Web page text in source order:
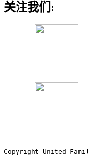
关注我们:
Copyright United